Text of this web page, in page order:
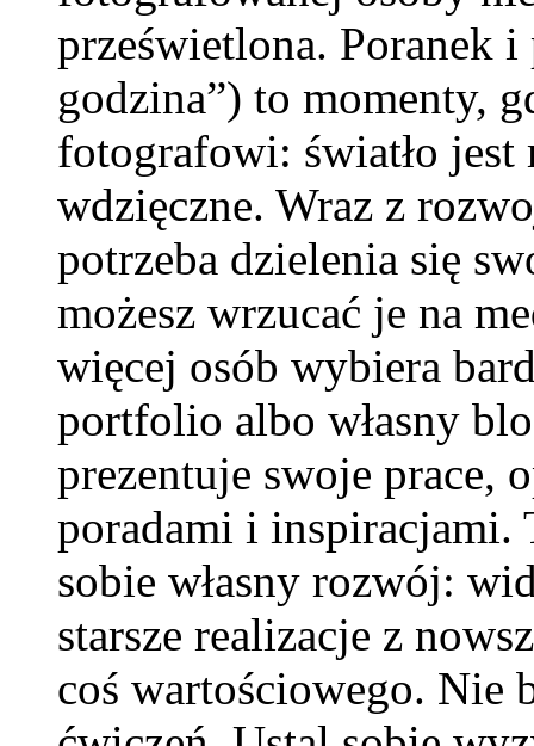
prześwietlona. Poranek i
godzina”) to momenty,
fotografowi: światło jest
wdzięczne. Wraz z
potrzeba dzielenia się
możesz wrzucać je na
więcej osób wybiera
portfolio albo własny
prezentuje swoje prace,
poradami i inspiracjami.
sobie własny rozwój:
starsze realizacje z
coś wartościowego. Nie